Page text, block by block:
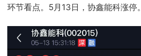
环节看点。5月13日，协鑫能科涨停。